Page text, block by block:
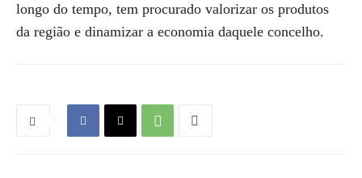
longo do tempo, tem procurado valorizar os produtos
da região e dinamizar a economia daquele concelho.